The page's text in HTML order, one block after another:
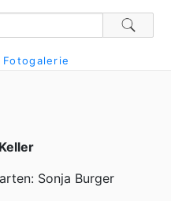
Fotogalerie
Sonja Burger